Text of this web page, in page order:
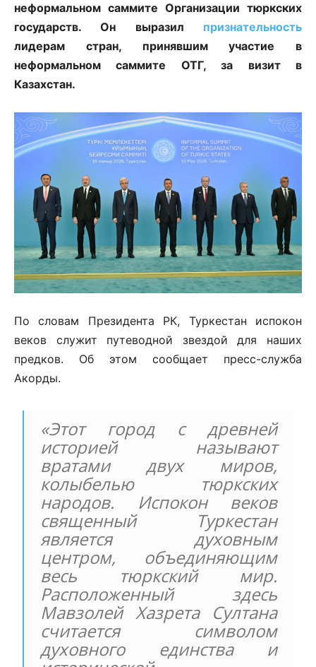
неформальном саммите Организации тюркских
государств. Он выразил признательность
лидерам стран, принявшим участие в
неформальном саммите ОТГ, за визит в
Казахстан.
По словам Президента РК, Туркестан испокон
веков служит путеводной звездой для наших
предков. Об этом сообщает пресс-служба
Акорды.
«Этот город с древней
историей называют
вратами двух миров,
колыбелью тюркских
народов. Испокон веков
священный Туркестан
является духовным
центром, объединяющим
весь тюркский мир.
Расположенный здесь
Мавзолей Хазрета Султана
считается символом
духовного единства и